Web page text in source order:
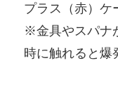
プラス（赤）ケ
※金具やスパナ
時に触れると爆